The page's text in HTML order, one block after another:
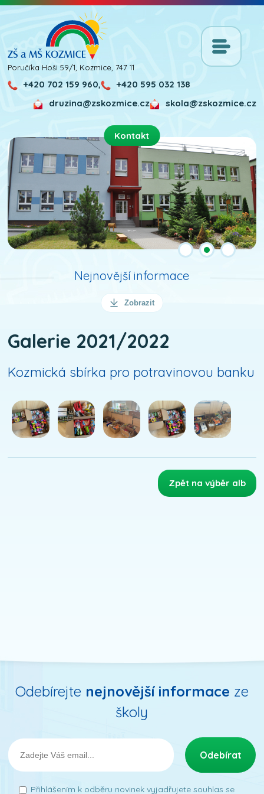
Poručíka Hoši 59/1, Kozmice, 747 11
+420 702 159 960,
+420 595 032 138
skola@zskozmice.cz
druzina@zskozmice.cz
Nejnovější informace
Zobrazit
Galerie 2021/2022
Kozmická sbírka pro potravinovou banku
Zpět na výběr alb
Odebírejte nejnovější informace ze
školy
Přihlášením k odběru novinek vyjadřujete souhlas se